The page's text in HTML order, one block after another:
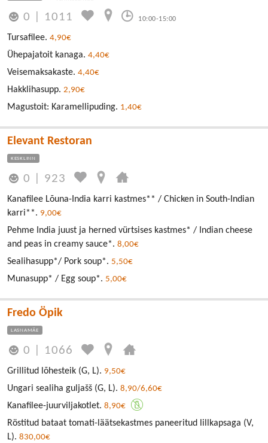
0 1011 10:00-15:00
Tursafilee. 4,90€
Ühepajatoit kanaga. 4,40€
Veisemaksakaste. 4,40€
Hakklihasupp. 2,90€
Magustoit: Karamellipuding. 1,40€
Elevant Restoran
KESKLINN
0 923
Kanafilee Lõuna-India karri kastmes** / Chicken in South-Indian
karri**. 9,00€
Pehme India juust ja herned vürtsises kastmes* / Indian cheese
and peas in creamy sauce*. 8,00€
Sealihasupp*/ Pork soup*. 5,50€
Munasupp* / Egg soup*. 5,00€
Fredo Öpik
LASNAMÄE
0 1066
Grillitud lõhesteik (G, L). 9,50€
Ungari sealiha guljašš (G, L). 8,90/6,60€
Kanafilee-juurviljakotlet. 8,90€
Röstitud bataat tomati-läätsekastmes paneeritud lillkapsaga (V,
L). 830,00€